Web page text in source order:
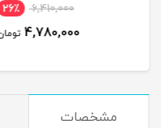
6,410,000 26٪
4,780,000 تومان
مشخصات